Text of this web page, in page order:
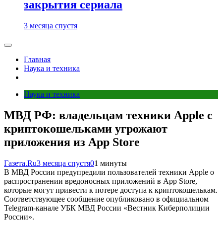
закрытия сериала
3 месяца спустя
Главная
Наука и техника
Наука и техника
МВД РФ: владельцам техники Apple с
криптокошельками угрожают
приложения из App Store
Газета.Ru3 месяца спустя01 минуты
В МВД России предупредили пользователей техники Apple о
распространении вредоносных приложений в App Store,
которые могут привести к потере доступа к криптокошелькам.
Соответствующее сообщение опубликовано в официальном
Telegram-канале УБК МВД России «Вестник Киберполиции
России».